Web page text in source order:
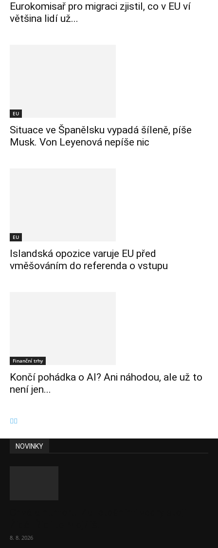
Eurokomisař pro migraci zjistil, co v EU ví
většina lidí už...
EU
Situace ve Španělsku vypadá šíleně, píše
Musk. Von Leyenová nepíše nic
EU
Islandská opozice varuje EU před
vměšováním do referenda o vstupu
Finanční trhy
Končí pohádka o AI? Ani náhodou, ale už to
není jen...
NOVINKY
8. 8. 2026